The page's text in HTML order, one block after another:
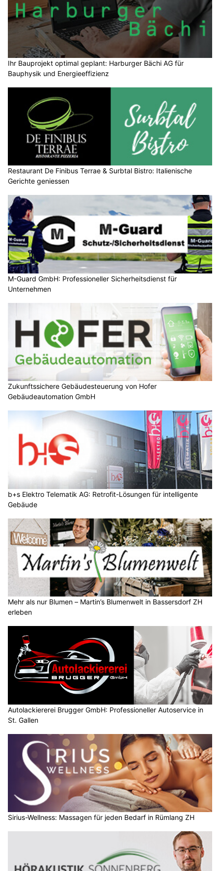
Ihr Bauprojekt optimal geplant: Harburger Bächi AG für
Bauphysik und Energieeffizienz
Restaurant De Finibus Terrae & Surbtal Bistro: Italienische
Gerichte geniessen
M-Guard GmbH: Professioneller Sicherheitsdienst für
Unternehmen
Zukunftssichere Gebäudesteuerung von Hofer
Gebäudeautomation GmbH
b+s Elektro Telematik AG: Retrofit-Lösungen für intelligente
Gebäude
Mehr als nur Blumen – Martin’s Blumenwelt in Bassersdorf ZH
erleben
Autolackiererei Brugger GmbH: Professioneller Autoservice in
St. Gallen
Sirius-Wellness: Massagen für jeden Bedarf in Rümlang ZH